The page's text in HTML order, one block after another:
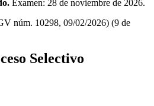
Examen: 28 de noviembre de 2026.
núm. 10298, 09/02/2026) (9 de
Selectivo